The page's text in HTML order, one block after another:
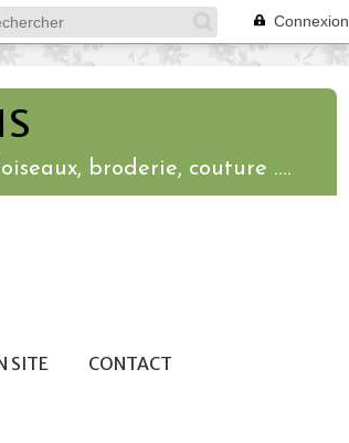
Connexion
broderie, couture ....
SITE CONTACT